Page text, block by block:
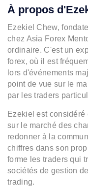
À propos
Ezekiel Chew,
chez Asia Forex
ordinaire. C'est un
forex, où il est
lors d'événements
point de vue sur le
par les traders
Ezekiel est
sur le marché des
redonner à la
chiffres dans son
forme les traders qui
sociétés de gestion
trading.